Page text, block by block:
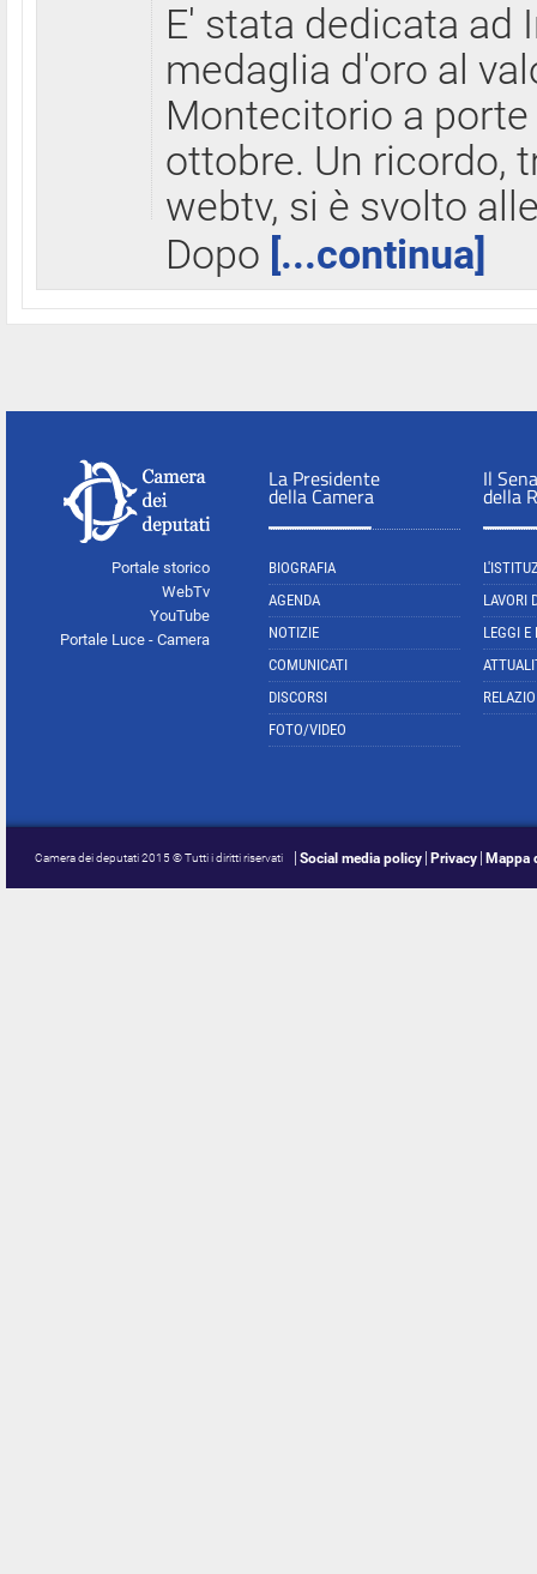
E' stata dedicata ad
medaglia d'oro al
Montecitorio a
ottobre. Un ricordo,
webtv, si è svolto
Dopo [...continua]
Portale storico
WebTv
YouTube
Portale Luce - Camera
La Presidente
della Camera
BIOGRAFIA
AGENDA
NOTIZIE
COMUNICATI
DISCORSI
FOTO/VIDEO
Il
della
LAVORI
LEGGI E
Camera dei deputati 2015 © Tutti i diritti riservati Social media policy Privacy Mappa